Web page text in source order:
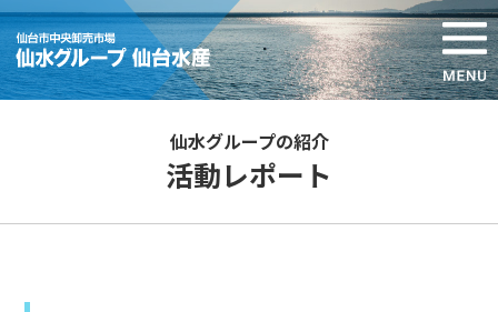
仙水グループの紹介
活動レポート